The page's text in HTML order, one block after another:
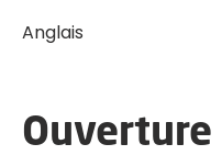
Anglais
Ouverture